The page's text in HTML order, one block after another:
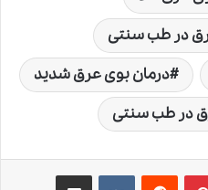
در طب سنتی
درمان بوی عرق شدید
در طب سنتی
‫رددیت ‫VKontakteاشتراک گذاری از طریق ایمیل